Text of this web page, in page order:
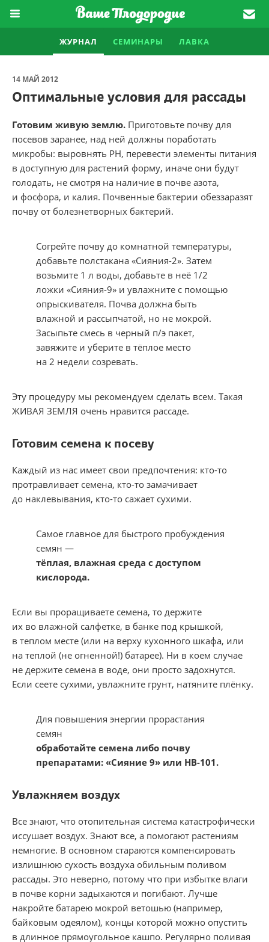
ЖУРНАЛ СЕМИНАРЫ ЛАВКА
14 МАЙ 2012
Оптимальные условия для рассады
Готовим живую​ землю. Приготовьте почву для
посевов заранее, над ней должны поработать
микробы: выровнять РН, перевести элементы питания
в доступную для растений форму, иначе они будут
голодать, не смотря на наличие в почве азота,
и фосфора, и калия. Почвенные бактерии обеззаразят
почву от болезнетворных бактерий.
Согрейте почву до комнатной температуры,
добавьте полстакана «Сияния-2». Затем
возьмите 1 л воды, добавьте в неё 1/2
ложки «Сияния-9» и увлажните с помощью
опрыскивателя. Почва должна быть
влажной и рассыпчатой, но не мокрой.
Засыпьте смесь в черный п/э пакет,
завяжите и уберите в тёплое место
на 2 недели созревать.
Эту процедуру мы рекомендуем сделать всем. Такая
ЖИВАЯ ЗЕМЛЯ очень нравится рассаде.
Готовим семена к посеву
Каждый из нас имеет свои предпочтения: кто-то
протравливает семена, кто-то замачивает
до наклевывания, кто-то сажает сухими.
Самое главное для быстрого пробуждения
семян —
тёплая, влажная среда с доступом
кислорода.
Если вы проращиваете семена, то держите
их во влажной салфетке, в банке под крышкой,
в теплом месте (или на верху кухонного шкафа, или
на теплой (не огненной!) батарее). Ни в коем случае
не держите семена в воде, они просто задохнутся.
Если сеете сухими, увлажните грунт, натяните плёнку.
Для повышения энергии прорастания
семян
обработайте семена либо почву
препаратами: «Сияние 9» или НВ-101.
Увлажняем воздух
Все знают, что отопительная система катастрофически
иссушает воздух. Знают все, а помогают растениям
немногие. В основном стараются компенсировать
излишнюю сухость воздуха обильным поливом
рассады. Это неверно, потому что при избытке влаги
в почве корни задыхаются и погибают. Лучше
накройте батарею мокрой ветошью (например,
байковым одеялом), концы которой можно опустить
в длинное прямоугольное кашпо. Регулярно поливая